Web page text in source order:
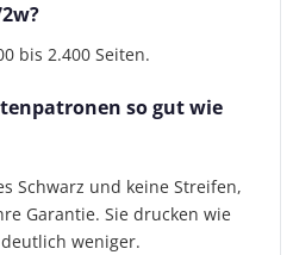
bis 2.400 Seiten.
so gut wie
Schwarz und keine Streifen,
Garantie. Sie drucken wie
weniger.